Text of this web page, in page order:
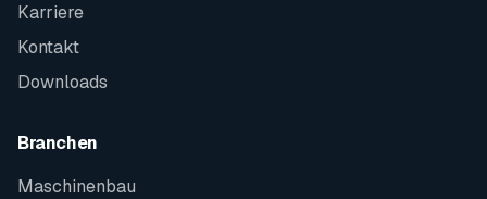
Karriere
Kontakt
Downloads
Branchen
Maschinenbau